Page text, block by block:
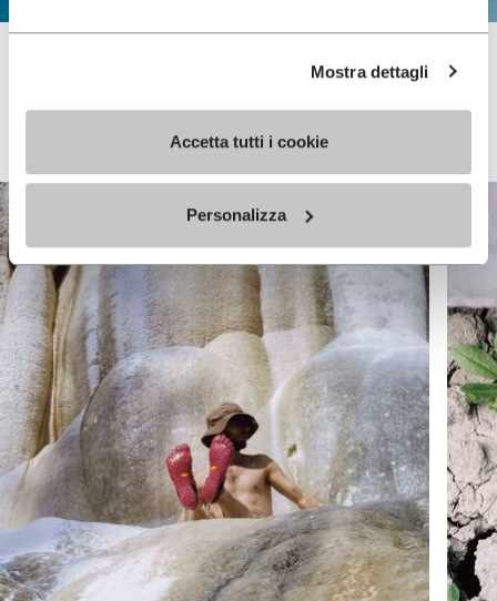
Mostra dettagli
Accetta tutti i cookie
Personalizza
Vibram FiveFingers